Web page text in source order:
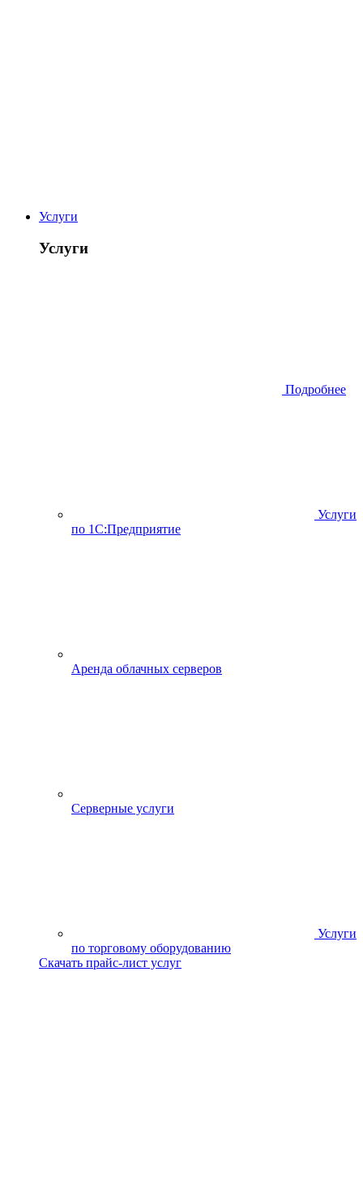
Услуги
Услуги
Подробнее
Услуги
по 1С:Предприятие
Аренда облачных серверов
Серверные услуги
Услуги
по торговому оборудованию
Скачать прайс-лист услуг